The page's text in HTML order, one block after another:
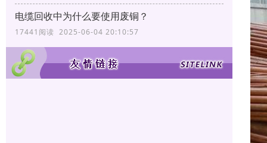
电缆回收中为什么要使用废铜？
17441阅读 2025-06-04 20:10:57